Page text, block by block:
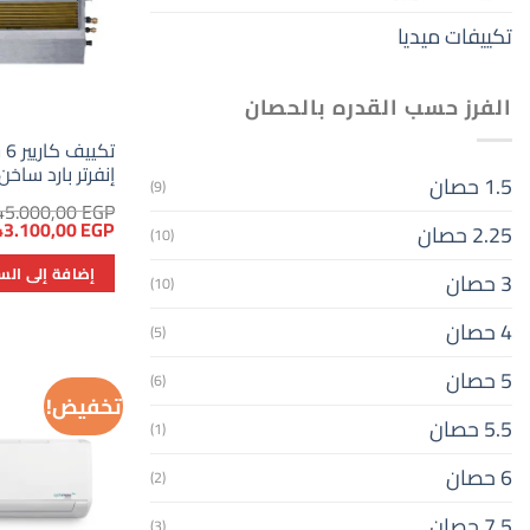
تكييفات ميديا
الفرز حسب القدره بالحصان
1.5 حصان (9)
2.25 حصان (10)
3 حصان (10)
4 حصان (5)
5 حصان (6)
5.5 حصان (1)
6 حصان (2)
إنفرتر بارد
EGP
السعر
الأصلي
هو:145.000,00 EGP.
EGP
إضافة إلى
تخفيض!